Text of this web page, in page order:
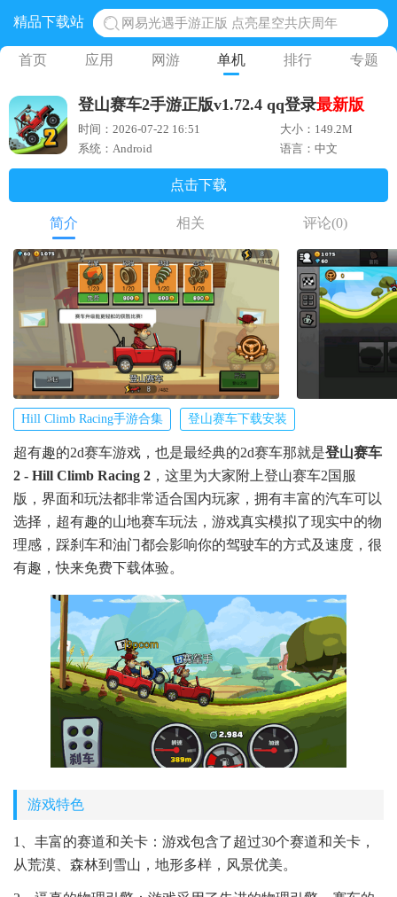
精品下载站
网易光遇手游正版 点亮星空共庆周年
黎明觉醒生机腾讯正版 黎明觉醒生机国际服
蛋仔派对下载 蛋仔派对体验服
奥特曼王者传奇 正版奥特曼游戏
地铁跑酷体验服国际服 地铁跑酷体验服版本
首页 应用 网游 单机 排行 专题
登山赛车2手游正版v1.72.4 qq登录最新版
时间：2026-07-22 16:51
大小：149.2M
系统：Android
语言：中文
点击下载
简介 相关 评论(0)
Hill Climb Racing手游合集 登山赛车下载安装
超有趣的2d赛车游戏，也是最经典的2d赛车那就是登山赛车
2 - Hill Climb Racing 2 ，这里为大家附上登山赛车2国服
版，界面和玩法都非常适合国内玩家，拥有丰富的汽车可以
选择，超有趣的山地赛车玩法，游戏真实模拟了现实中的物
理感，踩刹车和油门都会影响你的驾驶车的方式及速度，很
有趣，快来免费下载体验。
游戏特色
1、丰富的赛道和关卡：游戏包含了超过30个赛道和关卡，
从荒漠、森林到雪山，地形多样，风景优美。